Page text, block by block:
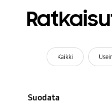
Kaikki
Suodata